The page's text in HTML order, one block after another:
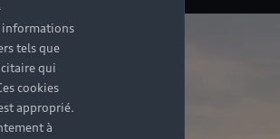
informations
tels que
qui
cookies
approprié.
à